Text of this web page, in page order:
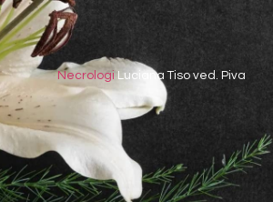
Necrologi Luciana Tiso ved. Piva